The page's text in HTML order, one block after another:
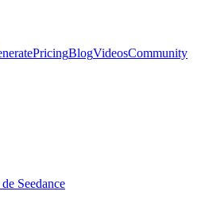
PricingBlogVideosCommunity
Seedance